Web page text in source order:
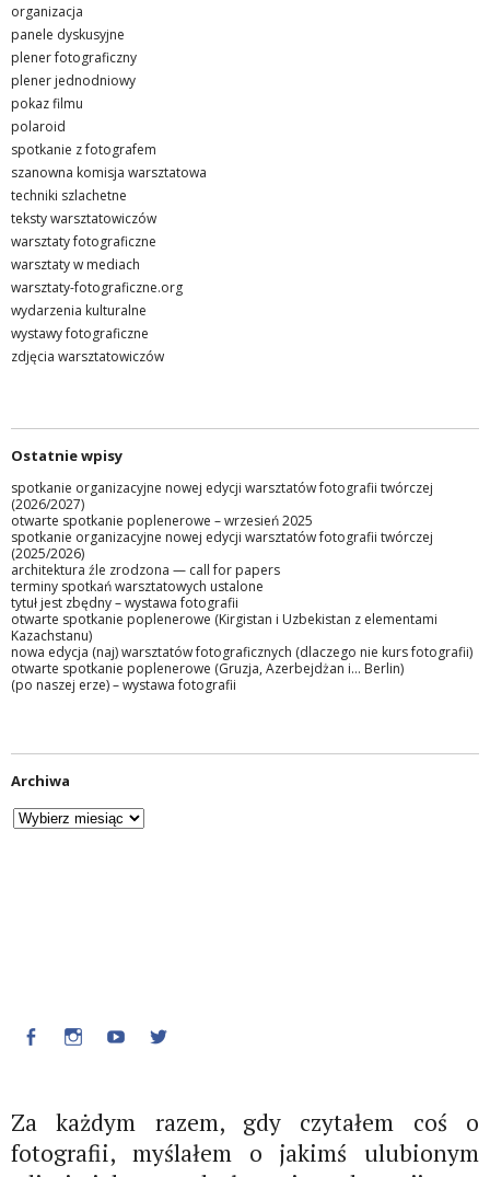
organizacja
panele dyskusyjne
plener fotograficzny
plener jednodniowy
pokaz filmu
polaroid
spotkanie z fotografem
szanowna komisja warsztatowa
techniki szlachetne
teksty warsztatowiczów
warsztaty fotograficzne
warsztaty w mediach
warsztaty-fotograficzne.org
wydarzenia kulturalne
wystawy fotograficzne
zdjęcia warsztatowiczów
Ostatnie wpisy
spotkanie organizacyjne nowej edycji warsztatów fotografii twórczej
(2026/2027)
otwarte spotkanie poplenerowe – wrzesień 2025
spotkanie organizacyjne nowej edycji warsztatów fotografii twórczej
(2025/2026)
architektura źle zrodzona — call for papers
terminy spotkań warsztatowych ustalone
tytuł jest zbędny – wystawa fotografii
otwarte spotkanie poplenerowe (Kirgistan i Uzbekistan z elementami
Kazachstanu)
nowa edycja (naj) warsztatów fotograficznych (dlaczego nie kurs fotografii)
otwarte spotkanie poplenerowe (Gruzja, Azerbejdżan i… Berlin)
(po naszej erze) – wystawa fotografii
Archiwa
Za każdym razem, gdy czytałem coś o
fotografii, myślałem o jakimś ulubionym